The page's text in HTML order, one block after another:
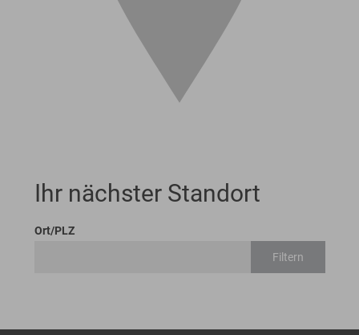
Ihr nächster Standort
Ort/PLZ
Filtern